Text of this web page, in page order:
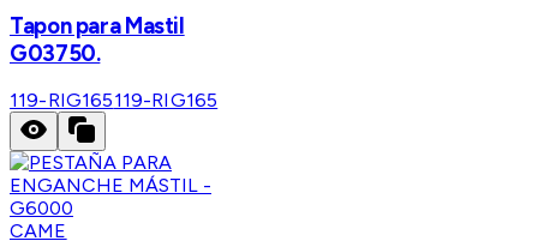
Tapon para Mastil
G03750.
119-RIG165119-RIG165
CAME